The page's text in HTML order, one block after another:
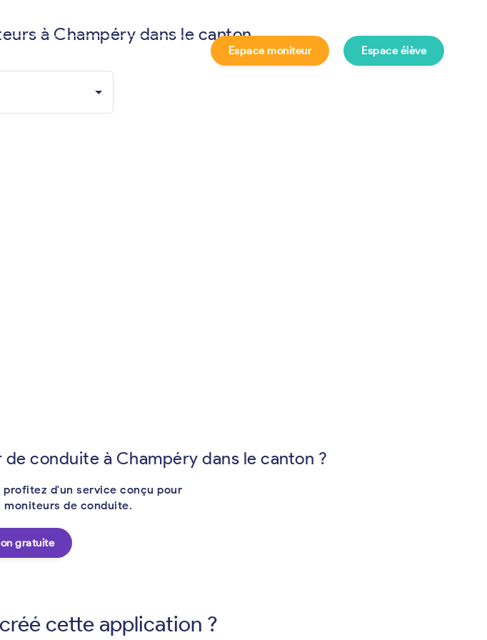
Espace moniteur Espace élève
à Champéry dans le canton
conduite à Champéry dans le canton ?
d'un service conçu pour
de conduite.
gratuite
cette application ?